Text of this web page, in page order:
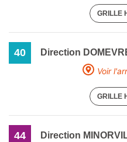
GRILLE
40
Direction
Voir
GRILLE
44
Direction